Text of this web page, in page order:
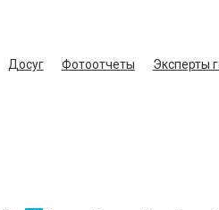
Досуг Фотоотчеты
Эксперты